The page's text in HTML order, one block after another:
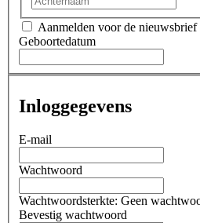
Aanmelden voor de nieuwsbrief
Geboortedatum
Inloggegevens
E-mail
Wachtwoord
Wachtwoordsterkte: Geen
Bevestig wachtwoord